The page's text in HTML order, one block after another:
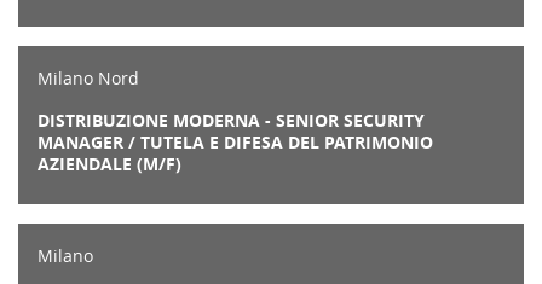
Milano Nord
DISTRIBUZIONE MODERNA - SENIOR SECURITY
MANAGER / TUTELA E DIFESA DEL PATRIMONIO
AZIENDALE (M/F)
Milano